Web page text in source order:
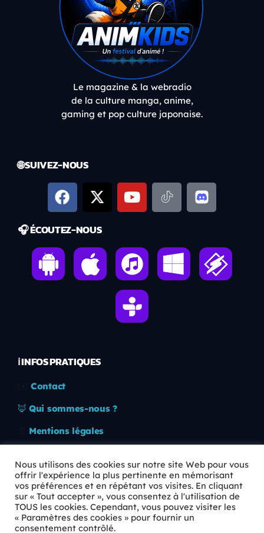
Le magazine & la webradio
de la culture manga, anime,
gaming et pop culture japonaise.
🌐 SUIVEZ-NOUS
🎧 ÉCOUTEZ-NOUS
ℹ️ INFOS PRATIQUES
Contact
🦊 Qui sommes-nous ?
Mentions légales
🛡️ RGPD
Copyright © 2026 Animkids. Tous droits réservés.
Nous utilisons des cookies sur notre site Web pour vous
offrir l'expérience la plus pertinente en mémorisant
vos préférences et en répétant vos visites. En cliquant
sur « Tout accepter », vous consentez à l'utilisation de
TOUS les cookies. Cependant, vous pouvez visiter les
« Paramètres des cookies » pour fournir un
consentement contrôlé.